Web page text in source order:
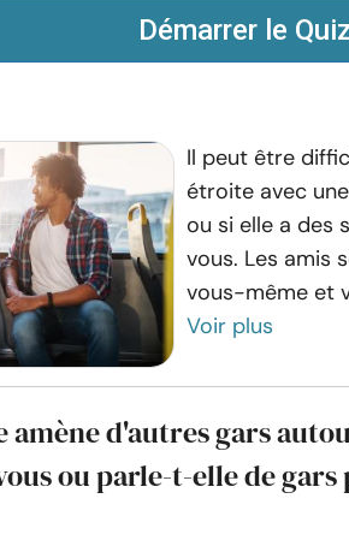
Démarrer le Quiz
Il peut être
étroite avec
ou si elle a des
vous. Les amis
vous-même et
Voir plus
amène d'autres gars
ou parle-t-elle de